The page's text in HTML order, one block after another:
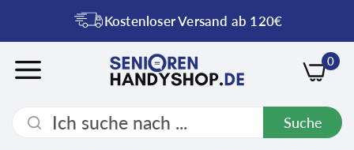
Kostenloser Versand ab 120€
Suche
0